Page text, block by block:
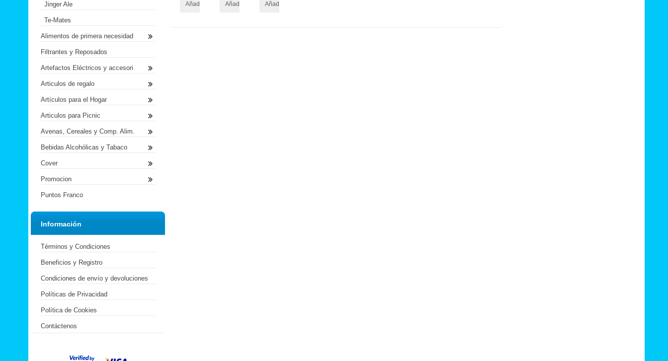
Añadir al CarritoAñadir al CarritoAñadir al Carrito
Jinger Ale
Te-Mates
Alimentos de primera necesidad
Filtrantes y Reposados
Artefactos Eléctricos y accesori
Articulos de regalo
Artículos para el Hogar
Articulos para Picnic
Avenas, Cereales y Comp. Alim.
Bebidas Alcohólicas y Tabaco
Cover
Promocion
Puntos Franco
Información
Términos y Condiciones
Beneficios y Registro
Condiciones de envío y devoluciones
Políticas de Privacidad
Política de Cookies
Contáctenos